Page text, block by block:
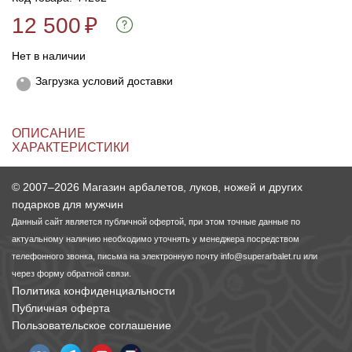
12 500₽
Нет в наличии
Загрузка условий доставки
ОПИСАНИЕ
ХАРАКТЕРИСТИКИ
© 2007–2026 Магазин арбалетов, луков, ножей и других
подарков для мужчин
Данный сайт является публичной офертой, при этом точные данные по
актуальному наличию необходимо уточнять у менеджера посредством
телефонного звонка, письма на электронную почту info@superarbalet.ru или
через форму обратной связи.
Политика конфиденциальности
Публичная оферта
Пользовательское соглашение
Линейки для настройки лука
Полочки для лука
Охотничьи ножи
Ножи складные